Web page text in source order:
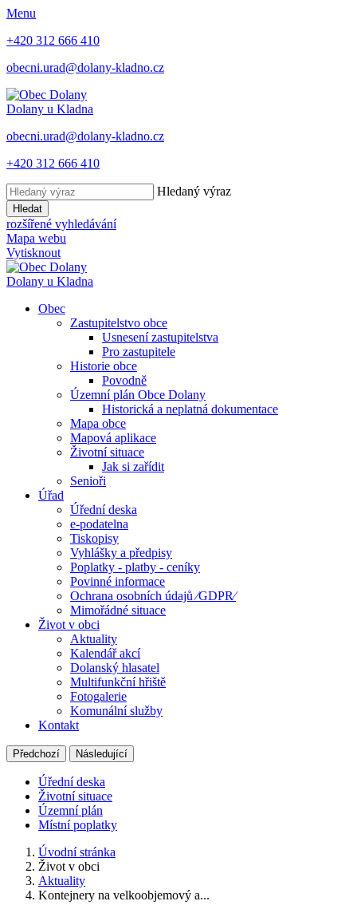
Menu
+420 312 666 410
obecni.urad@dolany-kladno.cz
Dolany u Kladna
obecni.urad@dolany-kladno.cz
+420 312 666 410
Hledaný výraz
Hledat
rozšířené vyhledávání
Mapa webu
Vytisknout
Dolany u Kladna
Obec
Zastupitelstvo obce
Usnesení zastupitelstva
Pro zastupitele
Historie obce
Povodně
Územní plán Obce Dolany
Historická a neplatná dokumentace
Mapa obce
Mapová aplikace
Životní situace
Jak si zařídit
Senioři
Úřad
Úřední deska
e-podatelna
Tiskopisy
Vyhlášky a předpisy
Poplatky - platby - ceníky
Povinné informace
Ochrana osobních údajů ⁄GDPR⁄
Mimořádné situace
Život v obci
Aktuality
Kalendář akcí
Dolanský hlasatel
Multifunkční hřiště
Fotogalerie
Komunální služby
Kontakt
Předchozí Následující
Úřední deska
Životní situace
Územní plán
Místní poplatky
Úvodní stránka
Život v obci
Aktuality
Kontejnery na velkoobjemový a...